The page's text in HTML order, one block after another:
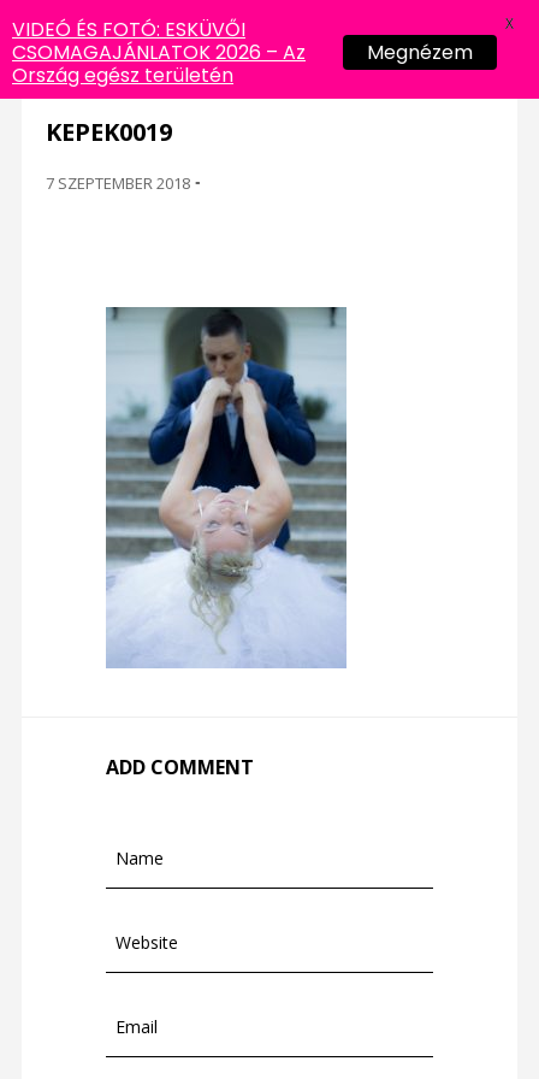
KEPEK0019
7 SZEPTEMBER 2018 -
ADD COMMENT
VIDEÓ ÉS FOTÓ: ESKÜVŐI
CSOMAGAJÁNLATOK 2026 – Az
Ország egész területén
Megnézem
X